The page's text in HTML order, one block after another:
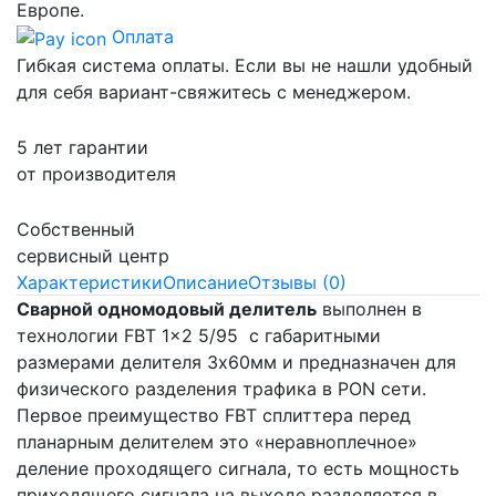
Европе.
Оплата
Гибкая система оплаты. Если вы не нашли удобный
для себя вариант-свяжитесь с менеджером.
5 лет гарантии
от производителя
Собственный
сервисный центр
ХарактеристикиОписаниеОтзывы (0)
Сварной одномодовый делитель выполнен в
технологии FBT 1x2 5/95 с габаритными
размерами делителя 3х60мм и предназначен для
физического разделения трафика в PON сети.
Первое преимущество FBT сплиттера перед
планарным делителем это «неравноплечное»
деление проходящего сигнала, то есть мощность